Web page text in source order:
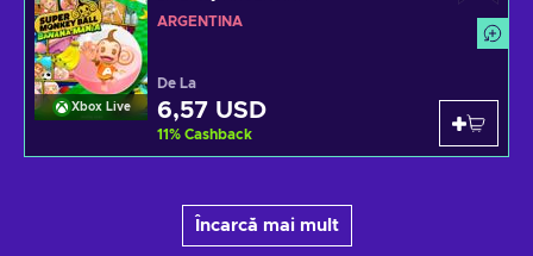
Xbox Live
ARGENTINA
De La
6,57 USD
11% Cashback
Încarcă mai mult